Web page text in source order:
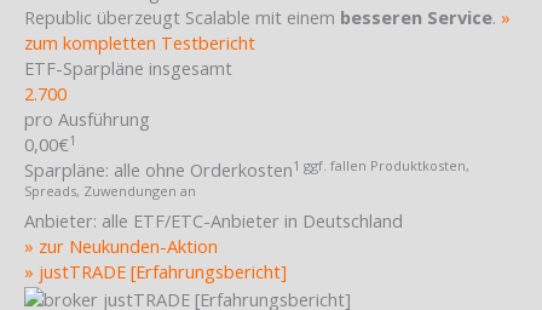
Republic überzeugt Scalable mit einem besseren Service. »
zum kompletten Testbericht
ETF-Sparpläne insgesamt
2.700
pro Ausführung
0,00€1
Sparpläne: alle ohne Orderkosten1 ggf. fallen Produktkosten,
Spreads, Zuwendungen an
Anbieter: alle ETF/ETC-Anbieter in Deutschland
» zur Neukunden-Aktion
» justTRADE [Erfahrungsbericht]